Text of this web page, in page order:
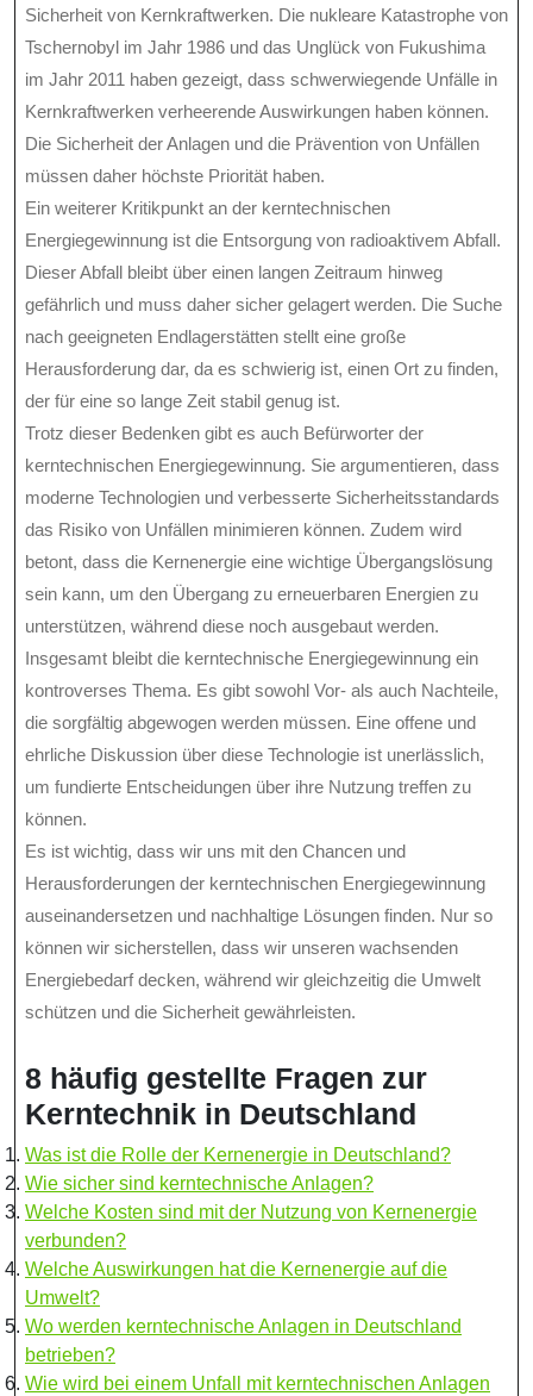
Sicherheit von Kernkraftwerken. Die nukleare Katastrophe von
Tschernobyl im Jahr 1986 und das Unglück von Fukushima
im Jahr 2011 haben gezeigt, dass schwerwiegende Unfälle in
Kernkraftwerken verheerende Auswirkungen haben können.
Die Sicherheit der Anlagen und die Prävention von Unfällen
müssen daher höchste Priorität haben.
Ein weiterer Kritikpunkt an der kerntechnischen
Energiegewinnung ist die Entsorgung von radioaktivem Abfall.
Dieser Abfall bleibt über einen langen Zeitraum hinweg
gefährlich und muss daher sicher gelagert werden. Die Suche
nach geeigneten Endlagerstätten stellt eine große
Herausforderung dar, da es schwierig ist, einen Ort zu finden,
der für eine so lange Zeit stabil genug ist.
Trotz dieser Bedenken gibt es auch Befürworter der
kerntechnischen Energiegewinnung. Sie argumentieren, dass
moderne Technologien und verbesserte Sicherheitsstandards
das Risiko von Unfällen minimieren können. Zudem wird
betont, dass die Kernenergie eine wichtige Übergangslösung
sein kann, um den Übergang zu erneuerbaren Energien zu
unterstützen, während diese noch ausgebaut werden.
Insgesamt bleibt die kerntechnische Energiegewinnung ein
kontroverses Thema. Es gibt sowohl Vor- als auch Nachteile,
die sorgfältig abgewogen werden müssen. Eine offene und
ehrliche Diskussion über diese Technologie ist unerlässlich,
um fundierte Entscheidungen über ihre Nutzung treffen zu
können.
Es ist wichtig, dass wir uns mit den Chancen und
Herausforderungen der kerntechnischen Energiegewinnung
auseinandersetzen und nachhaltige Lösungen finden. Nur so
können wir sicherstellen, dass wir unseren wachsenden
Energiebedarf decken, während wir gleichzeitig die Umwelt
schützen und die Sicherheit gewährleisten.
8 häufig gestellte Fragen zur
Kerntechnik in Deutschland
Was ist die Rolle der Kernenergie in Deutschland?
Wie sicher sind kerntechnische Anlagen?
Welche Kosten sind mit der Nutzung von Kernenergie
verbunden?
Welche Auswirkungen hat die Kernenergie auf die
Umwelt?
Wo werden kerntechnische Anlagen in Deutschland
betrieben?
Wie wird bei einem Unfall mit kerntechnischen Anlagen